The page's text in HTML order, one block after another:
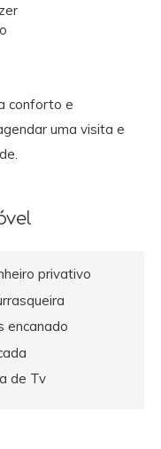
conforto e
uma visita e
privativo
encanado
de Tv